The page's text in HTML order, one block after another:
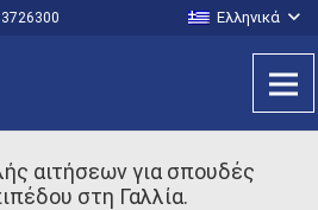
Ελληνικά
αιτήσεων για σπουδές
στη Γαλλία.